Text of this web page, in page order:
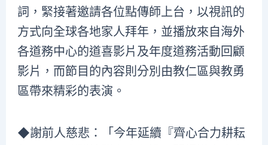
詞，緊接著邀請各位點傳師上台，以視訊的
方式向全球各地家人拜年，並播放來自海外
各道務中心的道喜影片及年度道務活動回顧
影片，而節目的內容則分別由教仁區與教勇
區帶來精彩的表演。
◆謝前人慈悲：「今年延續『齊心合力耕耘